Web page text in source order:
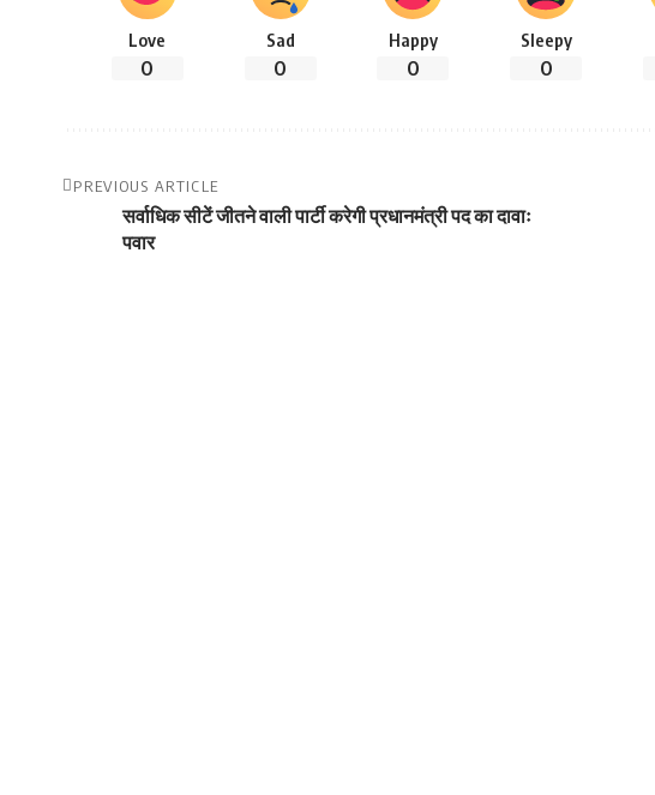
Love
0
Sad
0
Happy
0
Sleepy
0
PREVIOUS ARTICLE
सर्वाधिक सीटें जीतने वाली पार्टी करेगी प्रधानमंत्री पद का दावाः
पवार